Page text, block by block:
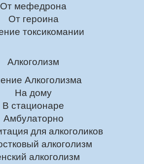
От мефедрона
От героина
токсикомании
Алкоголизм
Алкоголизма
На дому
В стационаре
Амбулаторно
для алкоголиков
алкоголизм
алкоголизм